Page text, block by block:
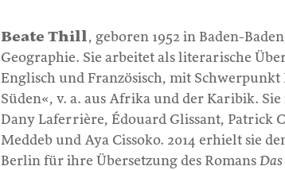
Beate Thill, geboren 1952 in Baden-
Geographie. Sie arbeitet als literarische
Englisch und Französisch, mit
Süden«, v. a. aus Afrika und der Karibik.
Dany Laferrière, Édouard Glissant, Patrick
Meddeb und Aya Cissoko. 2014 erhielt sie
Berlin für ihre Übersetzung des Romans